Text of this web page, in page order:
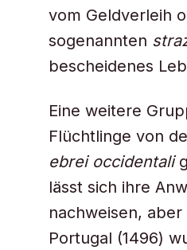
vom Geldverleih
sogenannten
bescheidenes
Eine weitere
Flüchtlinge von
ebrei occidentali
lässt sich ihre
nachweisen,
Portugal (1496)